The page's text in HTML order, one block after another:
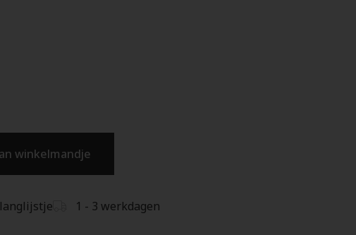
winkelmandje
1 - 3 werkdagen